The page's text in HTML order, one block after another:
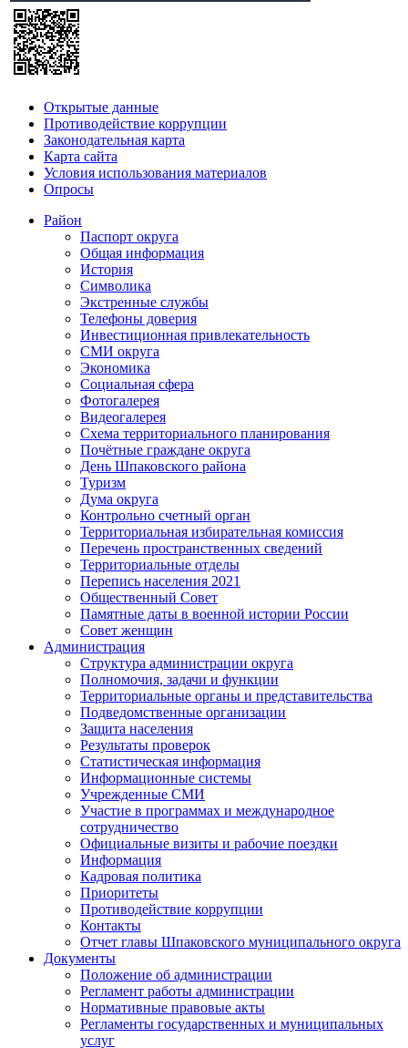
Открытые данные
Противодействие коррупции
Законодательная карта
Карта сайта
Условия использования материалов
Опросы
Район
Паспорт округа
Общая информация
История
Символика
Экстренные службы
Телефоны доверия
Инвестиционная привлекательность
СМИ округа
Экономика
Социальная сфера
Фотогалерея
Видеогалерея
Схема территориального планирования
Почётные граждане округа
День Шпаковского района
Туризм
Дума округа
Контрольно счетный орган
Территориальная избирательная комиссия
Перечень пространственных сведений
Территориальные отделы
Перепись населения 2021
Общественный Совет
Памятные даты в военной истории России
Совет женщин
Администрация
Структура администрации округа
Полномочия, задачи и функции
Территориальные органы и представительства
Подведомственные организации
Защита населения
Результаты проверок
Статистическая информация
Информационные системы
Учрежденные СМИ
Участие в программах и международное
сотрудничество
Официальные визиты и рабочие поездки
Информация
Кадровая политика
Приоритеты
Противодействие коррупции
Контакты
Отчет главы Шпаковского муниципального округа
Документы
Положение об администрации
Регламент работы администрации
Нормативные правовые акты
Регламенты государственных и муниципальных
услуг